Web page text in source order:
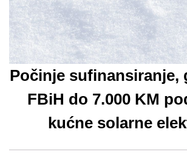
Počinje sufinansiranje,
FBiH do 7.000 KM
kućne solarne